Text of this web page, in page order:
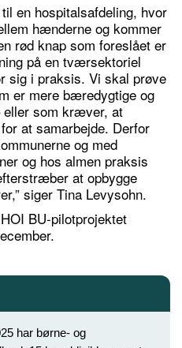
en hospitalsafdeling, hvor
hænderne og kommer
rød knap som foreslået er
på en tværsektoriel
sig i praksis. Vi skal prøve
er mere bæredygtige og
som kræver, at
at samarbejde. Derfor
og med
og hos almen praksis
at opbygge
siger Tina Levysohn.
BU-pilotprojektet
har børne- og